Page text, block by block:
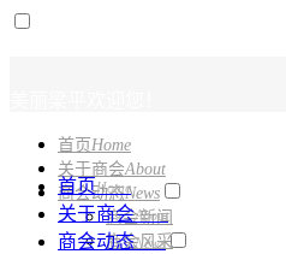
首页Home
关于商会About
商会动态News
商会新闻
商会风采
首页Home
关于商会About
商会动态News